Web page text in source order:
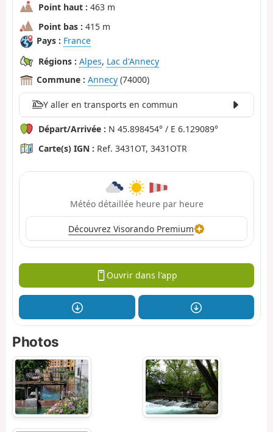
Point haut : 463 m
Point bas : 415 m
Pays : France
Régions : Alpes, Lac d'Annecy
Commune : Annecy (74000)
Y aller en transports en commun
Départ/Arrivée : N 45.898454° / E 6.129089°
Carte(s) IGN : Ref. 3431OT, 3431OTR
Météo détaillée heure par heure
Découvrez Visorando Premium
Ouvrir dans l'app
Photos